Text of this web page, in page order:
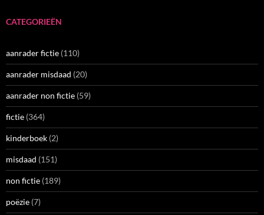
CATEGORIEËN
aanrader fictie (110)
aanrader misdaad (20)
aanrader non fictie (59)
fictie (364)
kinderboek (2)
misdaad (151)
non fictie (189)
poëzie (7)